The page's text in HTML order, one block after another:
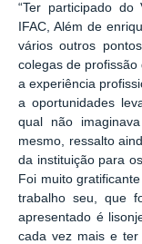
“Ter participado do
IFAC, Além de
vários outros
colegas de
a experiência
a oportunidades
qual não
mesmo, ressalto
da instituição para
Foi muito
trabalho seu, que
apresentado é
cada vez mais e